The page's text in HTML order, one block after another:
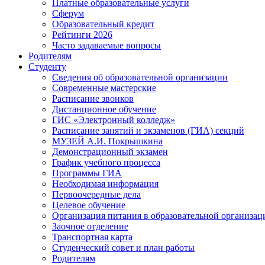
Платные образовательные услуги
Сферум
Образовательный кредит
Рейтинги 2026
Часто задаваемые вопросы
Родителям
Студенту
Сведения об образовательной организации
Современные мастерские
Расписание звонков
Дистанционное обучение
ГИС «Электронный колледж»
Расписание занятий и экзаменов (ГИА) секций
МУЗЕЙ А.И. Покрышкина
Демонстрационный экзамен
График учебного процесса
Программы ГИА
Необходимая информация
Первоочередные дела
Целевое обучение
Организация питания в образовательной
Заочное отделение
Транспортная карта
Студенческий совет и план работы
Родителям